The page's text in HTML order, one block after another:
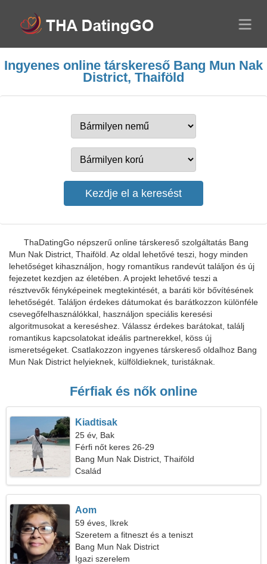
Ingyenes online társkereső Bang Mun Nak
District, Thaiföld
ThaDatingGo népszerű online társkereső szolgáltatás Bang
Mun Nak District, Thaiföld. Az oldal lehetővé teszi, hogy minden
lehetőséget kihasználjon, hogy romantikus randevút találjon és új
fejezetet kezdjen az életében. A projekt lehetővé teszi a
résztvevők fényképeinek megtekintését, a baráti kör bővítésének
lehetőségét. Találjon érdekes dátumokat és barátkozzon különféle
csevegőfelhasználókkal, használjon speciális keresési
algoritmusokat a kereséshez. Válassz érdekes barátokat, találj
romantikus kapcsolatokat ideális partnerekkel, köss új
ismeretségeket. Csatlakozzon ingyenes társkereső oldalhoz Bang
Mun Nak District helyieknek, külföldieknek, turistáknak.
Férfiak és nők online
Kiadtisak
25 év, Bak
Férfi nőt keres 26-29
Bang Mun Nak District, Thaiföld
Család
Aom
59 éves, Ikrek
Szeretem a fitneszt és a teniszt
Bang Mun Nak District
Igazi szerelem